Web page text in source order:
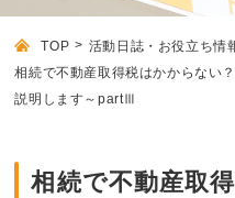
TOP 活動日誌・お役立ち情
相続で不動産取得税はかからない
説明します～partⅢ
相続で不動産取